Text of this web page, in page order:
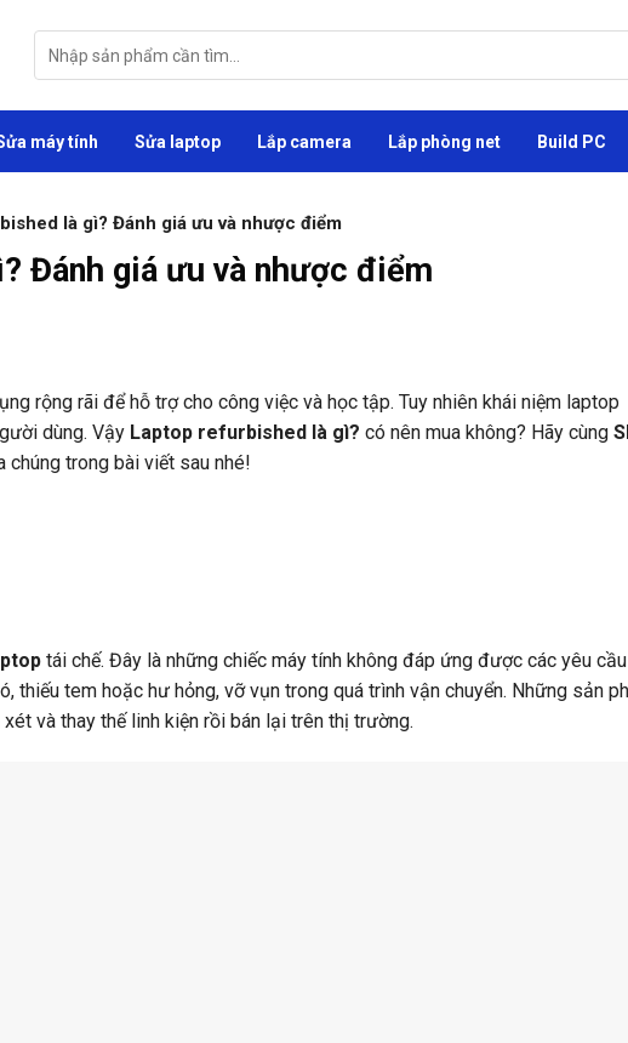
kiếm:
máy tính Sửa laptop Lắp camera Lắp phòng net Build PC
là gì? Đánh giá ưu và nhược điểm
Đánh giá ưu và nhược điểm
rộng rãi để hỗ trợ cho công việc và học tập. Tuy nhiên khái niệm laptop
dùng. Vậy Laptop refurbished là gì? có nên mua không? Hãy cùng
chúng trong bài viết sau nhé!
tái chế. Đây là những chiếc máy tính không đáp ứng được các yêu
thiếu tem hoặc hư hỏng, vỡ vụn trong quá trình vận chuyển. Những sản
và thay thế linh kiện rồi bán lại trên thị trường.